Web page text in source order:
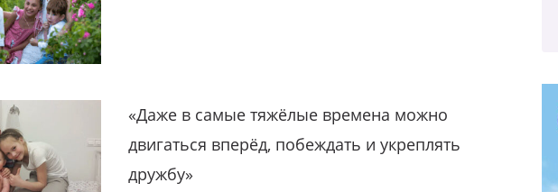
«Даже в самые тяжёлые времена можно
двигаться вперёд, побеждать и укреплять
дружбу»